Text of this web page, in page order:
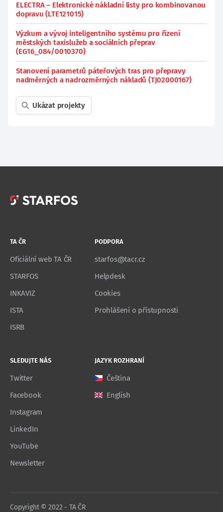
ELECTRA – Elektronické nákladní listy pro kombinovanou
dopravu (LTE121015)
Výzkum a vývoj inteligentního systému pro řízení
městských taxislužeb a sociálních přeprav
(EG16_084/0010370)
Stanovení parametrů páteřových tras pro přepravy
nadměrných a nadrozměrných nákladů (TJ02000167)
Ukázat projekty
TA ČR
Oficiální web TA ČR
STARFOS
INKAVIZ
ISTA
ISRB
PODPORA
starfos@tacr.cz
Helpdesk
Cookies
Prohlášení o přístupnosti
SLEDUJTE NÁS
Twitter
Facebook
Instagram
LinkedIn
YouTube
Newsletter
JAZYK ROZHRANÍ
Čeština
English
Copyright © 2022 - TA ČR